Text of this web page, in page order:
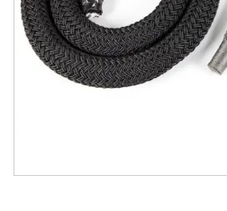
الدخول
مفقودة؟